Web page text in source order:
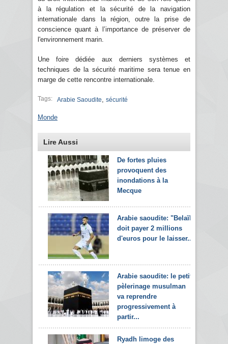
à la régulation et la sécurité de la navigation
internationale dans la région, outre la prise de
conscience quant à l’importance de préserver de
l'environnement marin.
Une foire dédiée aux derniers systèmes et
techniques de la sécurité maritime sera tenue en
marge de cette rencontre internationale.
Tags: Arabie Saoudite sécurité
Monde
Lire Aussi
De fortes pluies
provoquent des
inondations à la
Mecque
Arabie saoudite: "Belaïli
doit payer 2 millions
d'euros pour le laisser...
Arabie saoudite: le petit
pèlerinage musulman
va reprendre
progressivement à
partir...
Ryadh limoge des